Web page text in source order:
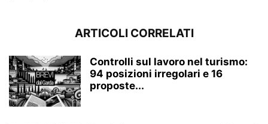
ARTICOLI CORRELATI
Controlli sul lavoro nel turismo:
94 posizioni irregolari e 16
proposte...